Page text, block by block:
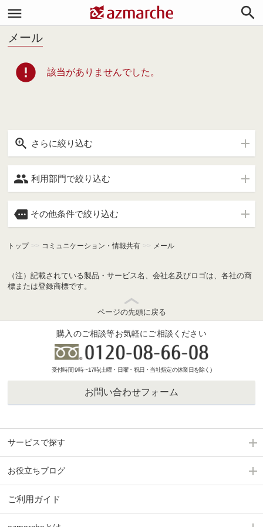


メール
error 該当がありませんでした。
 さらに絞り込む
 利用部門で絞り込む
 その他条件で絞り込む
トップ >> コミュニケーション・情報共有 >> メール
（注）記載されている製品・サービス名、会社名及びロゴは、各社の商
標または登録商標です。
ページの先頭に戻る
購入のご相談等お気軽にご相談ください
受付時間 9時 ~17時(土曜・日曜・祝日・当社指定の休業日を除く)
お問い合わせフォーム
サービスで探す
お役立ちブログ
ご利用ガイド